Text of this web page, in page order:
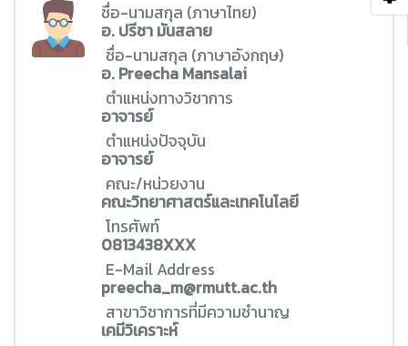
ชื่อ-นามสกุล (ภาษาไทย)
อ. ปรีชา มันสลาย
ชื่อ-นามสกุล (ภาษาอังกฤษ)
อ. Preecha Mansalai
ตำแหน่งทางวิชาการ
อาจารย์
ตำแหน่งปัจจุบัน
อาจารย์
คณะ/หน่วยงาน
คณะวิทยาศาสตร์และเทคโนโลยี
โทรศัพท์
0813438XXX
E-Mail Address
preecha_m@rmutt.ac.th
สาขาวิชาการที่มีความชำนาญ
เคมีวิเคราะห์